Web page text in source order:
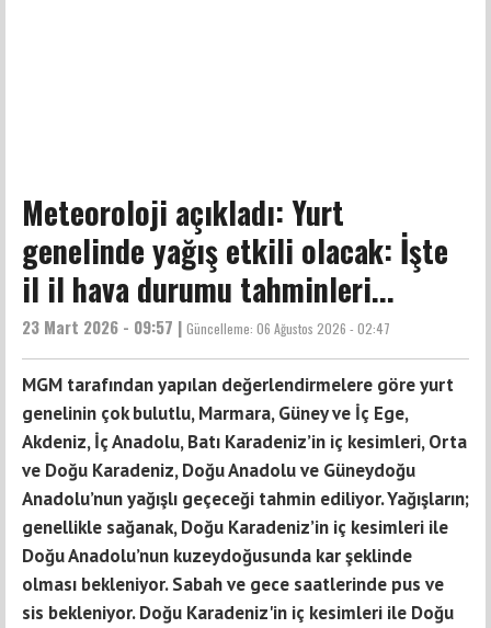
Meteoroloji açıkladı: Yurt
genelinde yağış etkili olacak: İşte
il il hava durumu tahminleri...
23 Mart 2026 - 09:57 | Güncelleme: 06 Ağustos 2026 - 02:47
MGM tarafından yapılan değerlendirmelere göre yurt
genelinin çok bulutlu, Marmara, Güney ve İç Ege,
Akdeniz, İç Anadolu, Batı Karadeniz’in iç kesimleri, Orta
ve Doğu Karadeniz, Doğu Anadolu ve Güneydoğu
Anadolu’nun yağışlı geçeceği tahmin ediliyor. Yağışların;
genellikle sağanak, Doğu Karadeniz’in iç kesimleri ile
Doğu Anadolu’nun kuzeydoğusunda kar şeklinde
olması bekleniyor. Sabah ve gece saatlerinde pus ve
sis bekleniyor. Doğu Karadeniz'in iç kesimleri ile Doğu